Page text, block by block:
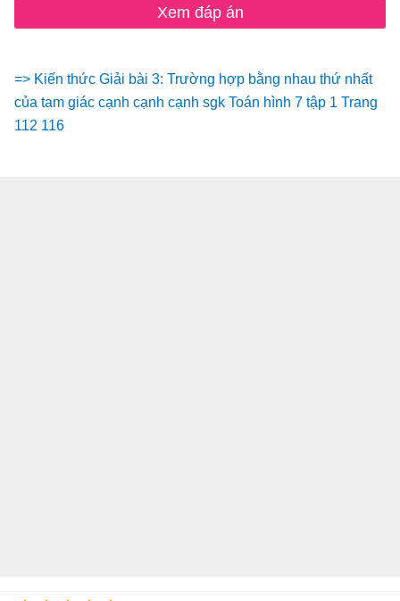
Xem đáp án
=> Kiến thức Giải bài 3: Trường hợp bằng nhau thứ nhất
của tam giác cạnh cạnh cạnh sgk Toán hình 7 tập 1 Trang
112 116